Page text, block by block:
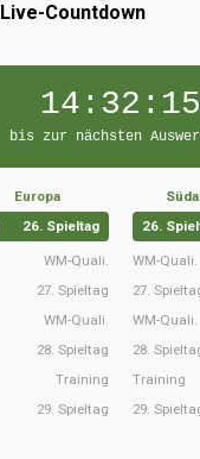
Live-Countdown
14:32:14
bis zur nächsten
Europa
26. Spieltag
WM-Quali.
27. Spieltag
WM-Quali.
28. Spieltag
Training
29. Spieltag
26.
WM-Quali.
27.
WM-Quali.
28.
Training
29.